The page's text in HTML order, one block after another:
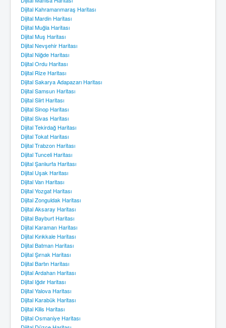
Dijital Kahramanmaraş Haritası
Dijital Mardin Haritası
Dijital Muğla Haritası
Dijital Muş Haritası
Dijital Nevşehir Haritası
Dijital Niğde Haritası
Dijital Ordu Haritası
Dijital Rize Haritası
Dijital Sakarya Adapazarı Haritası
Dijital Samsun Haritası
Dijital Siirt Haritası
Dijital Sinop Haritası
Dijital Sivas Haritası
Dijital Tekirdağ Haritası
Dijital Tokat Haritası
Dijital Trabzon Haritası
Dijital Tunceli Haritası
Dijital Şanlıurfa Haritası
Dijital Uşak Haritası
Dijital Van Haritası
Dijital Yozgat Haritası
Dijital Zonguldak Haritası
Dijital Aksaray Haritası
Dijital Bayburt Haritası
Dijital Karaman Haritası
Dijital Kırıkkale Haritası
Dijital Batman Haritası
Dijital Şırnak Haritası
Dijital Bartın Haritası
Dijital Ardahan Haritası
Dijital Iğdır Haritası
Dijital Yalova Haritası
Dijital Karabük Haritası
Dijital Kilis Haritası
Dijital Osmaniye Haritası